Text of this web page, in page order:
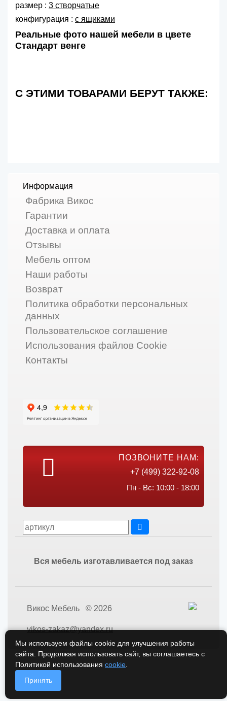
размер : 3 створчатые
конфигурация : с ящиками
Реальные фото нашей мебели в цвете
Стандарт венге
С ЭТИМИ ТОВАРАМИ БЕРУТ ТАКЖЕ:
Информация
Фабрика Викос
Гарантии
Доставка и оплата
Отзывы
Мебель оптом
Наши работы
Возврат
Политика обработки персональных
данных
Пользовательское соглашение
Использования файлов Cookie
Контакты
ПОЗВОНИТЕ НАМ:
+7 (499) 322-92-08
Пн - Вс: 10:00 - 18:00
Вся мебель изготавливается под заказ
Викос Мебель © 2026
vikos-zakaz@yandex.ru
Мы используем файлы cookie для улучшения работы
сайта. Продолжая использовать сайт, вы соглашаетесь с
Политикой использования cookie
Принять